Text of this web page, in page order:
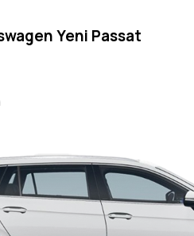
Yeni Passat